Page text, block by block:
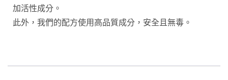
加活性成分。
此外，我們的配方使用高品質成分，安全且無毒。